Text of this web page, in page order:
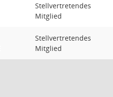
Stellvertretendes
Mitglied
Stellvertretendes
Mitglied